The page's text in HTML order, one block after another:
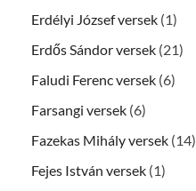
Erdélyi József versek (1)
Erdős Sándor versek (21)
Faludi Ferenc versek (6)
Farsangi versek (6)
Fazekas Mihály versek (14)
Fejes István versek (1)